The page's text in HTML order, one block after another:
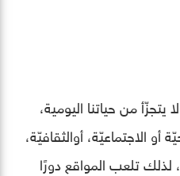
من حياتنا اليومية،
أو الاجتماعيّة، أوالثقافيّة،
لذلك تلعب المواقع دورًا